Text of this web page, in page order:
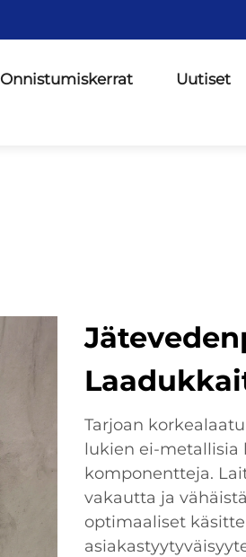
Onnistumiskerrat Uutiset
Tarjoan
lukien ei-metallisia
komponentteja.
vakautta ja
optimaaliset